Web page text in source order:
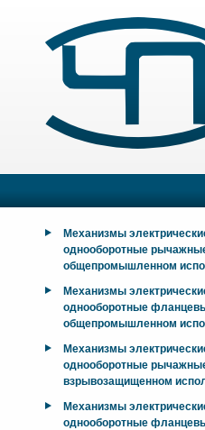
Механизмы
однооборотные
общепромышленном
Механизмы
однооборотные
общепромышленном
Механизмы
однооборотные
взрывозащищенном
Механизмы
однооборотные